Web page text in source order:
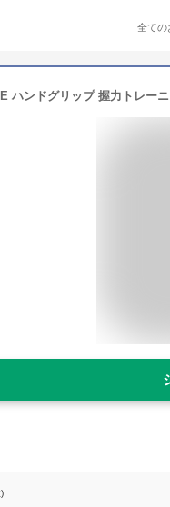
全ての